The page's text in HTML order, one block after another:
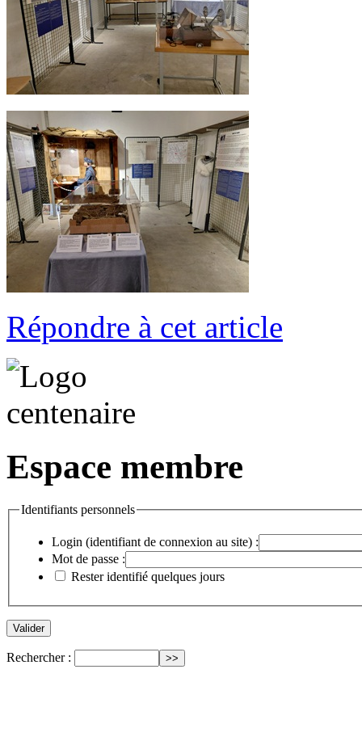
Répondre à cet article
Espace membre
Identifiants personnels
Login (identifiant de connexion au site) :
Mot de passe :
Rester identifié quelques jours
Rechercher :